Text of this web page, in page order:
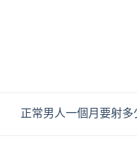
正常男人一個月要射多